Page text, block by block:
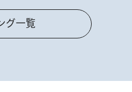
グ一覧